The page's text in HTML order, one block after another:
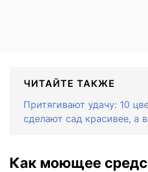
ЧИТАЙТЕ ТАКЖЕ
Притягивают удачу: 10
сделают сад красивее, а
Как моющее